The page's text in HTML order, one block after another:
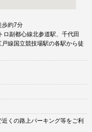
歩約7分
ロ副都心線北参道駅、千代田
線国立競技場駅の各駅から徒
くの路上パーキング等をご利